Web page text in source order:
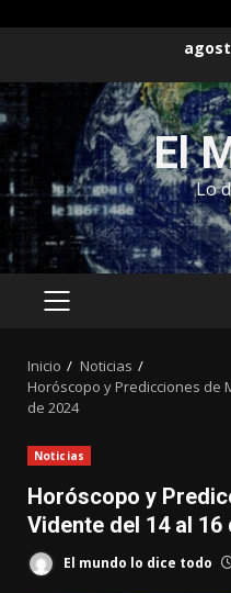
contenido
El
Lo
MENÚ
Inicio
Noticias
Horóscopo y Predicciones de
de 2024
Noticias
Horóscopo y
Vidente del 14 al 16
El mundo lo dice todo